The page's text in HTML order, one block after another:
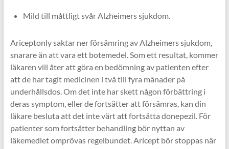
Mild till måttligt svår Alzheimers sjukdom.
Ariceptonly saktar ner försämring av Alzheimers sjukdom,
snarare än att vara ett botemedel. Som ett resultat, kommer
läkaren vill åter att göra en bedömning av patienten efter
att de har tagit medicinen i två till fyra månader på
underhållsdos. Om det inte har skett någon förbättring i
deras symptom, eller de fortsätter att försämras, kan din
läkare besluta att det inte värt att fortsätta donepezil. För
patienter som fortsätter behandling bör nyttan av
läkemedlet omprövas regelbundet. Aricept bör stoppas när